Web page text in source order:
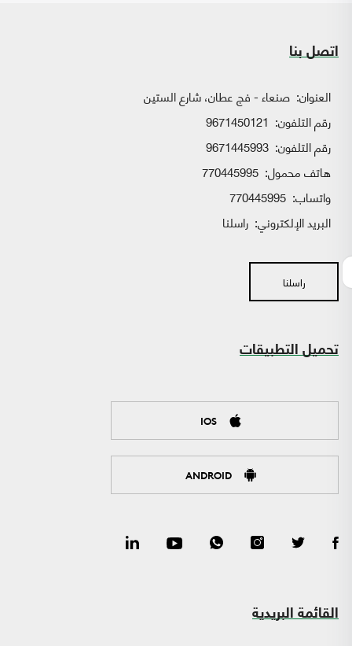
اتصل بنا
العنوان: صنعاء - فج عطان، شارع الستين
رقم التلفون: 9671450121
رقم التلفون: 9671445993
هاتف محمول: 770445995
واتساب:
البريد الإلكتروني: راسلنا
راسلنا
تحميل التطبيقات
IOS
ANDROID
القائمة البريدية